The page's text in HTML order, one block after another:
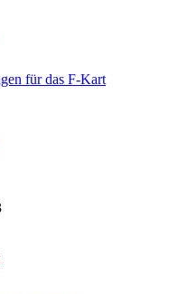
für das F-Kart